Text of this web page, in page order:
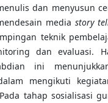
dan menyusun
media story
teknik
dan evaluasi.
ini
mengikuti
tahap sosialisasi